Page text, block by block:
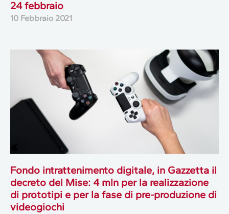
24 febbraio
10 Febbraio 2021
Fondo intrattenimento digitale, in Gazzetta il
decreto del Mise: 4 mln per la realizzazione
di prototipi e per la fase di pre-produzione di
videogiochi